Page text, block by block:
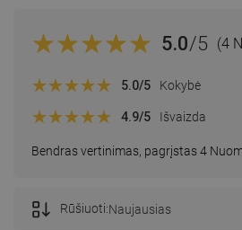
5.0/5 (4
Bendras vertinimas, pagrįstas 4
5.0/5 Kokybė
4.9/5 Išvaizda
Rūšiuoti:Naujausias